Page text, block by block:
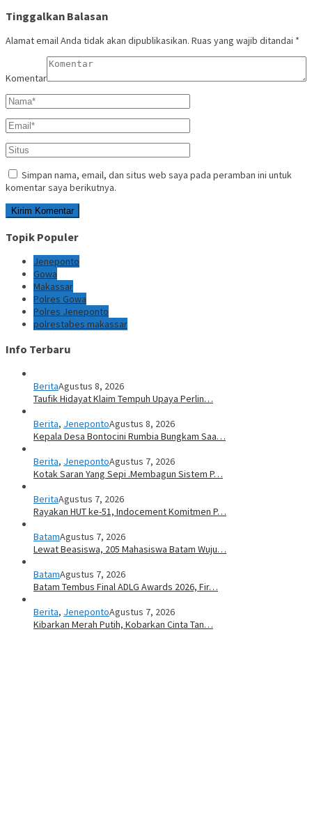
Tinggalkan Balasan
Alamat email Anda tidak akan dipublikasikan. Ruas yang wajib ditandai *
Komentar
Simpan nama, email, dan situs web saya pada peramban ini untuk
komentar saya berikutnya.
Topik Populer
Jeneponto
Gowa
Makassar
Polres Gowa
Polres Jeneponto
polrestabes makassar
Info Terbaru
BeritaAgustus 8, 2026
Taufik Hidayat Klaim Tempuh Upaya Perlin…
Berita, JenepontoAgustus 8, 2026
Kepala Desa Bontocini Rumbia Bungkam Saa…
Berita, JenepontoAgustus 7, 2026
Kotak Saran Yang Sepi .Membagun Sistem P…
BeritaAgustus 7, 2026
Rayakan HUT ke-51, Indocement Komitmen P…
BatamAgustus 7, 2026
Lewat Beasiswa, 205 Mahasiswa Batam Wuju…
BatamAgustus 7, 2026
Batam Tembus Final ADLG Awards 2026, Fir…
Berita, JenepontoAgustus 7, 2026
Kibarkan Merah Putih, Kobarkan Cinta Tan…